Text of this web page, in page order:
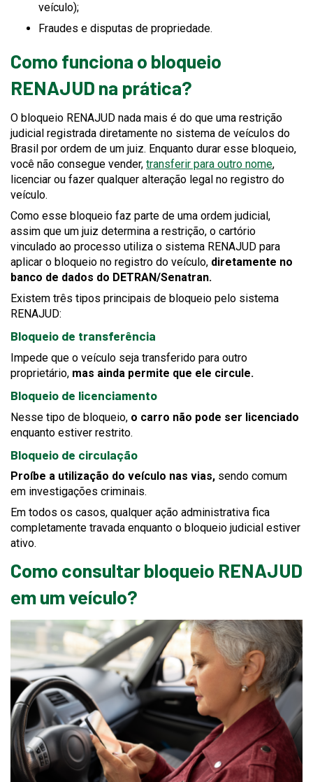
veículo);
Fraudes e disputas de propriedade.
Como funciona o bloqueio
RENAJUD na prática?
O bloqueio RENAJUD nada mais é do que uma restrição
judicial registrada diretamente no sistema de veículos do
Brasil por ordem de um juiz. Enquanto durar esse bloqueio,
você não consegue vender, transferir para outro nome,
licenciar ou fazer qualquer alteração legal no registro do
veículo.
Como esse bloqueio faz parte de uma ordem judicial,
assim que um juiz determina a restrição, o cartório
vinculado ao processo utiliza o sistema RENAJUD para
aplicar o bloqueio no registro do veículo, diretamente no
banco de dados do DETRAN/Senatran.
Existem três tipos principais de bloqueio pelo sistema
RENAJUD:
Bloqueio de transferência
Impede que o veículo seja transferido para outro
proprietário, mas ainda permite que ele circule.
Bloqueio de licenciamento
Nesse tipo de bloqueio, o carro não pode ser licenciado
enquanto estiver restrito.
Bloqueio de circulação
Proíbe a utilização do veículo nas vias, sendo comum
em investigações criminais.
Em todos os casos, qualquer ação administrativa fica
completamente travada enquanto o bloqueio judicial estiver
ativo.
Como consultar bloqueio RENAJUD
em um veículo?